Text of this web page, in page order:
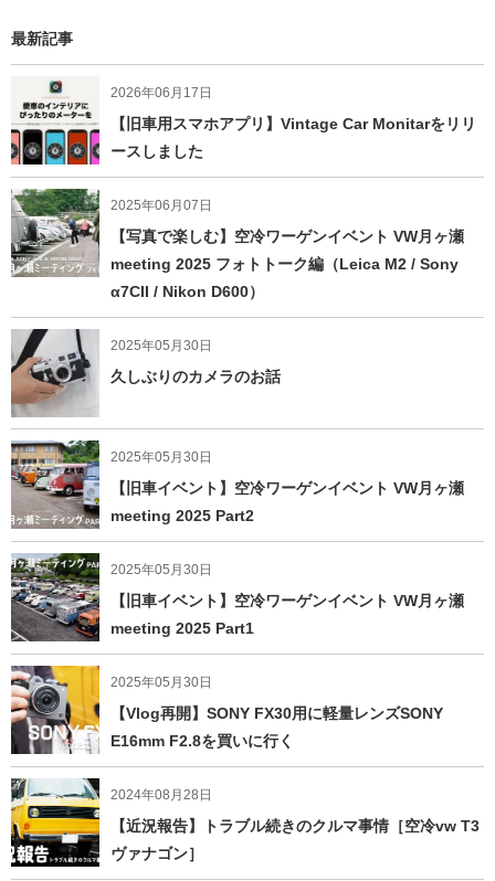
最新記事
2026年06月17日
【旧車用スマホアプリ】Vintage Car Monitarをリリ
ースしました
2025年06月07日
【写真で楽しむ】空冷ワーゲンイベント VW月ヶ瀬
meeting 2025 フォトトーク編（Leica M2 / Sony
α7CII / Nikon D600）
2025年05月30日
久しぶりのカメラのお話
2025年05月30日
【旧車イベント】空冷ワーゲンイベント VW月ヶ瀬
meeting 2025 Part2
2025年05月30日
【旧車イベント】空冷ワーゲンイベント VW月ヶ瀬
meeting 2025 Part1
2025年05月30日
【Vlog再開】SONY FX30用に軽量レンズSONY
E16mm F2.8を買いに行く
2024年08月28日
【近況報告】トラブル続きのクルマ事情［空冷vw T3
ヴァナゴン］